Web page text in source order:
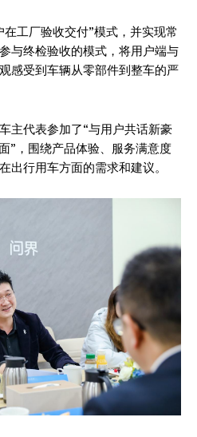
工厂验收交付”模式，并实现常
与终检验收的模式，将用户端与
感受到车辆从零部件到整车的严
主代表参加了“与用户共话新豪
”，围绕产品体验、服务满意度
出行用车方面的需求和建议。